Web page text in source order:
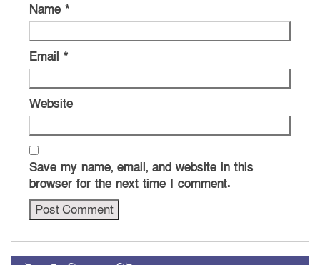
Name *
Email *
Website
Save my name, email, and website in this
browser for the next time I comment.